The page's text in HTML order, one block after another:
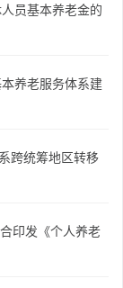
员基本养老金的
养老服务体系建
跨统筹地区转移
印发《个人养老